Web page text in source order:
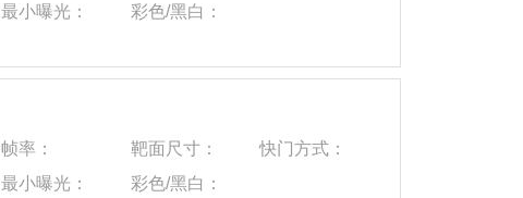
最小曝光： 彩色/黑白：
帧率： 靶面尺寸：
快门方式：
最小曝光： 彩色/黑白：